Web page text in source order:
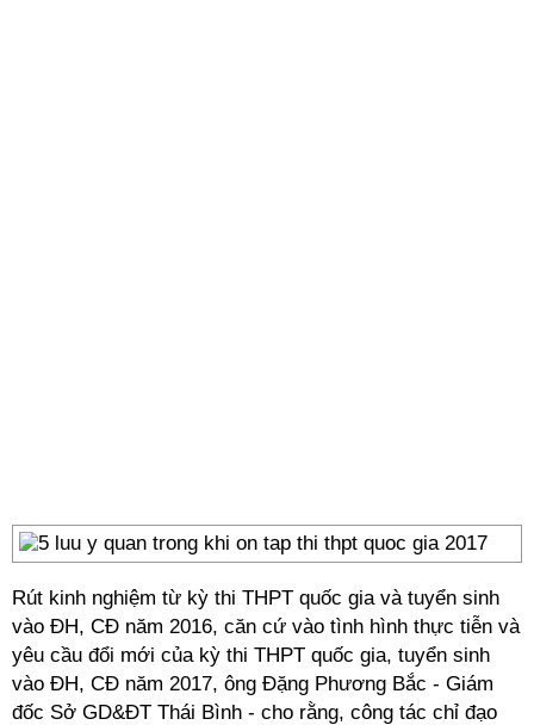
Rút kinh nghiệm từ kỳ thi THPT quốc gia và tuyển sinh
vào ĐH, CĐ năm 2016, căn cứ vào tình hình thực tiễn và
yêu cầu đổi mới của kỳ thi THPT quốc gia, tuyển sinh
vào ĐH, CĐ năm 2017, ông Đặng Phương Bắc - Giám
đốc Sở GD&ĐT Thái Bình - cho rằng, công tác chỉ đạo